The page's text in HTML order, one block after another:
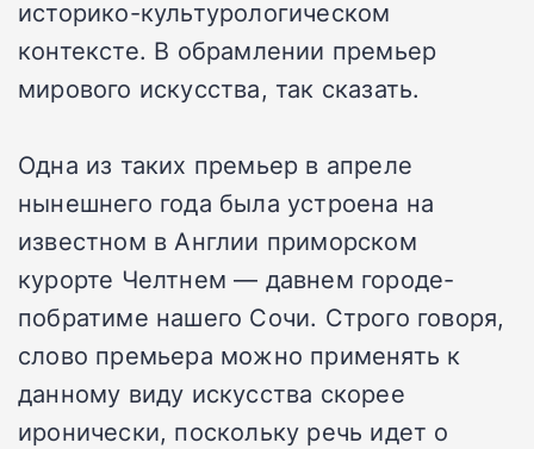
историко-культурологическом
контексте. В обрамлении премьер
мирового искусства, так сказать.
Одна из таких премьер в апреле
нынешнего года была устроена на
известном в Англии приморском
курорте Челтнем — давнем городе-
побратиме нашего Сочи. Строго говоря,
слово премьера можно применять к
данному виду искусства скорее
иронически, поскольку речь идет о